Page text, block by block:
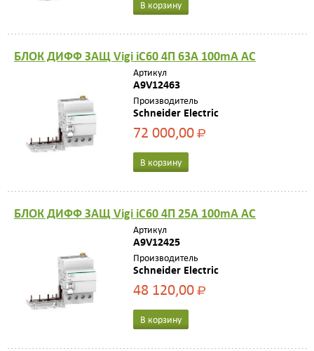
В корзину
БЛОК ДИФФ ЗАЩ Vigi iC60 4П 63A 100mA AC
Артикул
A9V12463
Производитель
Schneider Electric
72 000,00Р
В корзину
БЛОК ДИФФ ЗАЩ Vigi iC60 4П 25A 100mA AC
Артикул
A9V12425
Производитель
Schneider Electric
48 120,00Р
В корзину